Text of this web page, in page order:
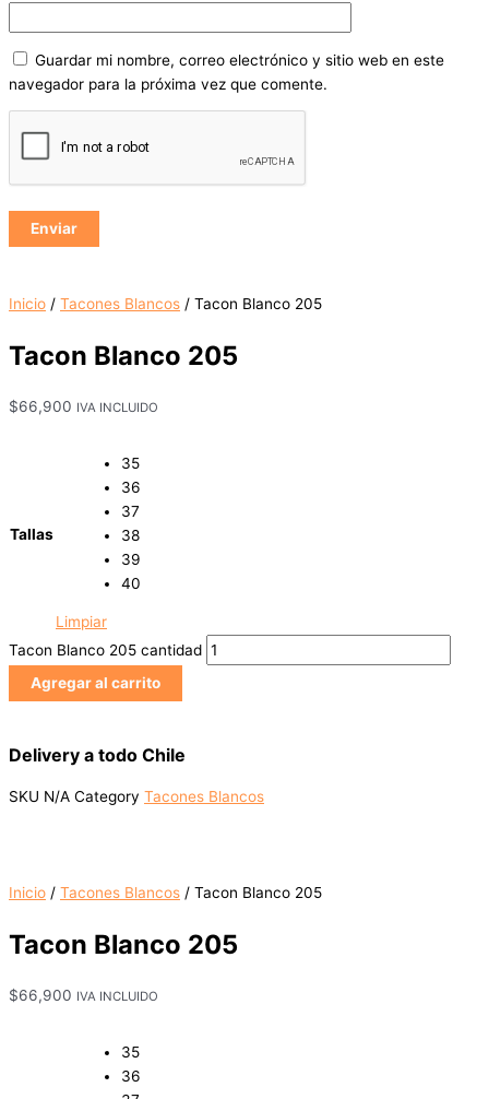
Guardar mi nombre, correo electrónico y sitio web en este
navegador para la próxima vez que comente.
Inicio / Tacones Blancos / Tacon Blanco 205
Tacon Blanco 205
$66,900 IVA INCLUIDO
Tallas
35
36
37
38
39
40
Limpiar
Tacon Blanco 205 cantidad
Agregar al carrito
Delivery a todo Chile
SKU N/A Category Tacones Blancos
Inicio / Tacones Blancos / Tacon Blanco 205
Tacon Blanco 205
$66,900 IVA INCLUIDO
35
36